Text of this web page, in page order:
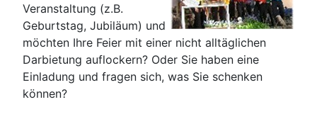
Veranstaltung (z.B.
Geburtstag, Jubiläum) und
möchten Ihre Feier mit einer nicht alltäglichen
Darbietung auflockern? Oder Sie haben eine
Einladung und fragen sich, was Sie schenken
können?